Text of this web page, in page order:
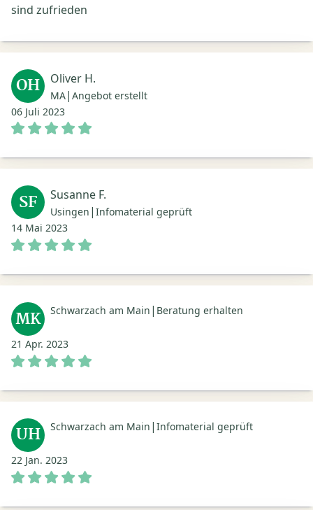
sind zufrieden
OH Oliver H.
MA| Angebot erstellt
06 Juli 2023
SF Susanne F.
Usingen | Infomaterial geprüft
14 Mai 2023
MK Schwarzach am Main | Beratung erhalten
21 Apr. 2023
UH Schwarzach am Main | Infomaterial geprüft
22 Jan. 2023